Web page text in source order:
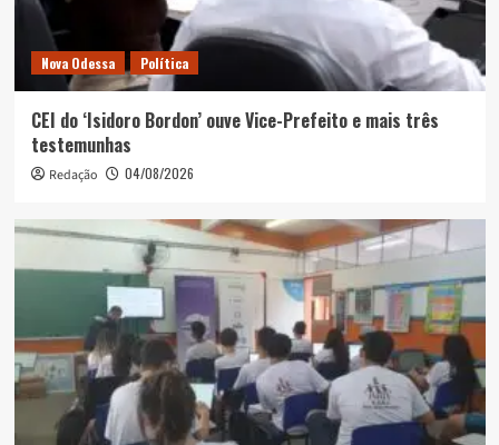
Nova Odessa Política
CEI do ‘Isidoro Bordon’ ouve Vice-Prefeito e mais três
testemunhas
Redação 04/08/2026